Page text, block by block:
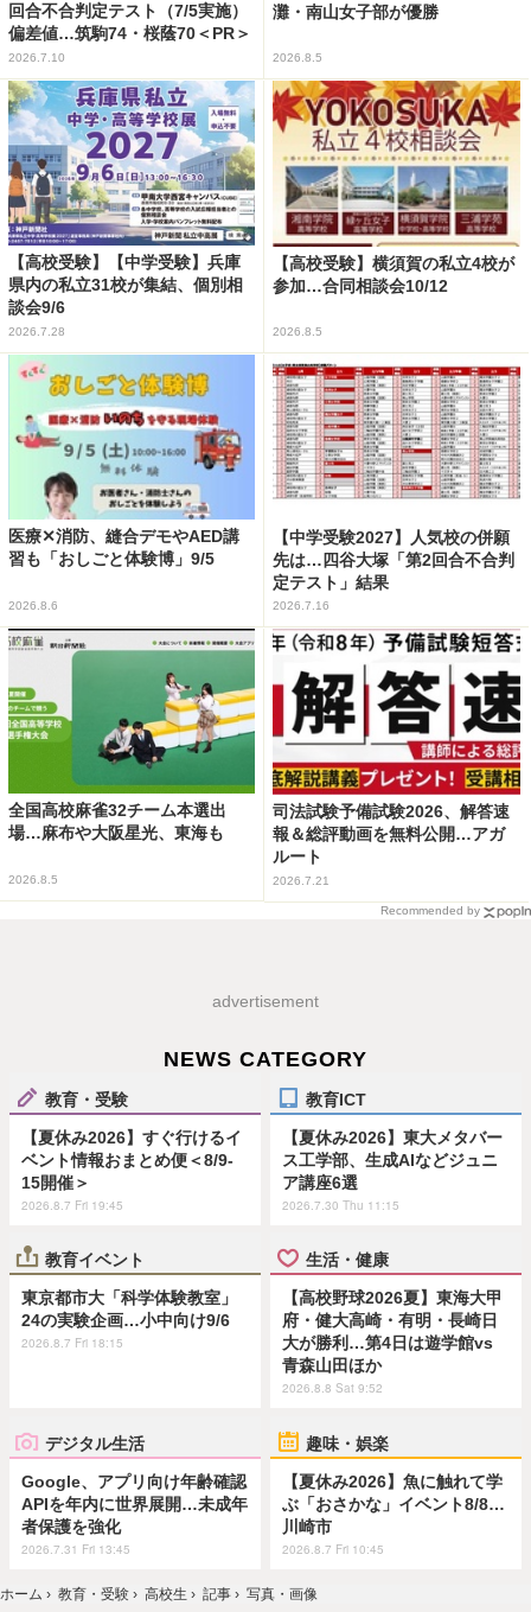
回合不合判定テスト（7/5実施）
偏差値…筑駒74・桜蔭70＜PR＞
2026.7.10
灘・南山女子部が優勝
2026.8.5
【高校受験】【中学受験】兵庫
県内の私立31校が集結、個別相
談会9/6
2026.7.28
【高校受験】横須賀の私立4校が
参加…合同相談会10/12
2026.8.5
医療✕消防、縫合デモやAED講
習も「おしごと体験博」9/5
2026.8.6
【中学受験2027】人気校の併願
先は…四谷大塚「第2回合不合判
定テスト」結果
2026.7.16
全国高校麻雀32チーム本選出
場…麻布や大阪星光、東海も
2026.8.5
司法試験予備試験2026、解答速
報＆総評動画を無料公開…アガ
ルート
2026.7.21
Recommended by
advertisement
NEWS CATEGORY
教育・受験
【夏休み2026】すぐ行けるイ
ベント情報おまとめ便＜8/9-
15開催＞
2026.8.7 Fri 19:45
教育ICT
【夏休み2026】東大メタバー
ス工学部、生成AIなどジュニ
ア講座6選
2026.7.30 Thu 11:15
教育イベント
東京都市大「科学体験教室」
24の実験企画…小中向け9/6
2026.8.7 Fri 18:15
生活・健康
【高校野球2026夏】東海大甲
府・健大高崎・有明・長崎日
大が勝利…第4日は遊学館vs
青森山田ほか
2026.8.8 Sat 9:52
デジタル生活
Google、アプリ向け年齢確認
APIを年内に世界展開…未成年
者保護を強化
2026.7.31 Fri 13:45
趣味・娯楽
【夏休み2026】魚に触れて学
ぶ「おさかな」イベント8/8…
川崎市
2026.8.7 Fri 10:45
ホーム › 教育・受験 › 高校生 › 記事 › 写真・画像